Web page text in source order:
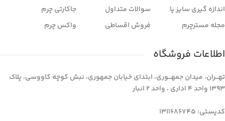
اندازه گیری سایز پا
مجله مسترچرم
سوالات متداول
فروش اقساطی
جاکارتی چرم
واکس چرم
اطلاعات فروشگاه
تهـــران، میدان جمهـــوری، ابتدای خیابان جمهوری، نبش کوچه کاووسی، پلاک
1393 واحد 4 اداری ، واحد 2 انبار
کدپستی: 1311686745